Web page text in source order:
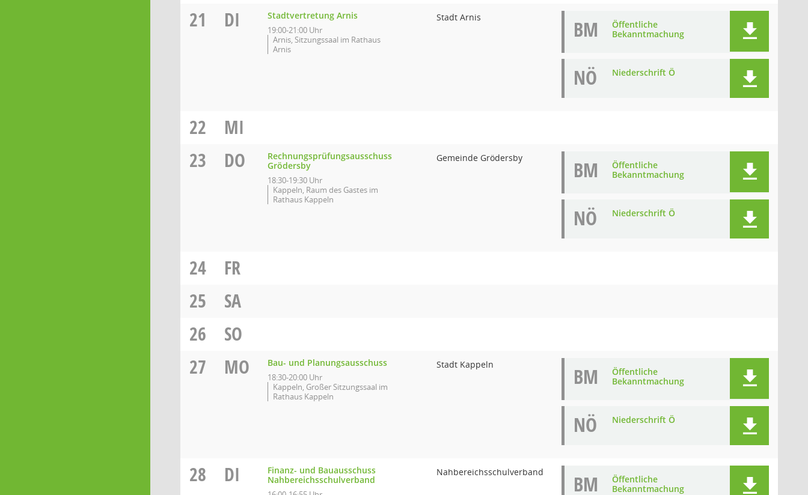
21
DI Stadtvertretung Arnis
19:00-21:00 Uhr
Arnis, Sitzungssaal im Rathaus
Arnis
Stadt Arnis BM
Öffentliche
Bekanntmachung
NÖ Niederschrift Ö
22
MI
23
DO
Rechnungsprüfungsausschuss
Grödersby
18:30-19:30 Uhr
Kappeln, Raum des Gastes im
Rathaus Kappeln
Gemeinde Grödersby BM
Öffentliche
Bekanntmachung
NÖ Niederschrift Ö
24
FR
25
SA
26
SO
27
MO Bau- und Planungsausschuss
18:30-20:00 Uhr
Kappeln, Großer Sitzungssaal im
Rathaus Kappeln
Stadt Kappeln BM
Öffentliche
Bekanntmachung
NÖ Niederschrift Ö
28 DI
Finanz- und Bauausschuss
Nahbereichsschulverband
Nahbereichsschulverband BM
Öffentliche
Bekanntmachung